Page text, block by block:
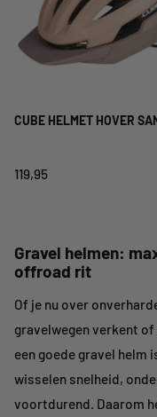
CUBE HELMET HOVER
119,95
Gravel helmen:
offroad rit
Of je nu over
gravelwegen verkent
een goede gravel helm
wisselen snelheid,
voortdurend. Daarom